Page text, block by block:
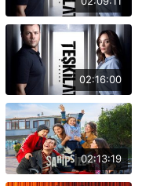
02:16:00
02:13:19